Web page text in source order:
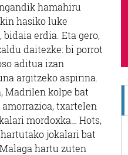
hamahiru
hasiko luke
erdia. Eta gero,
daitezke: bi porrot
aditua izan
argitzeko aspirina.
Madrilen kolpe bat
txartelen
mordoxka… Hots,
jokalari bat
hartu zuten